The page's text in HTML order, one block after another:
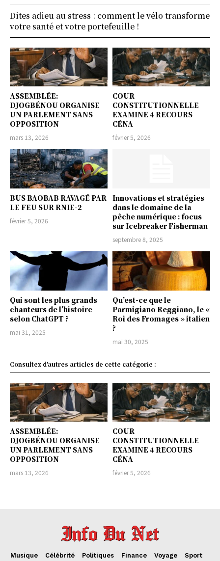
ASSEMBLÉE:
DJOGBÉNOU ORGANISE
UN PARLEMENT SANS
OPPOSITION
mars 13, 2026
COUR
CONSTITUTIONNELLE
EXAMINE 4 RECOURS
CÉNA
février 5, 2026
BUS BAOBAB RAVAGÉ PAR
LE FEU SUR RNIE-2
février 5, 2026
Innovations et stratégies
dans le domaine de la
pêche numérique : focus
sur Icebreaker Fisherman
septembre 8, 2025
Qui sont les plus grands
chanteurs de l’histoire
selon ChatGPT ?
mai 31, 2025
Qu’est-ce que le
Parmigiano Reggiano, le «
Roi des Fromages » italien
?
mai 30, 2025
Consultez d'autres articles de cette catégorie :
ASSEMBLÉE:
DJOGBÉNOU ORGANISE
UN PARLEMENT SANS
OPPOSITION
mars 13, 2026
COUR
CONSTITUTIONNELLE
EXAMINE 4 RECOURS
CÉNA
février 5, 2026
Dites adieu au stress : comment le vélo transforme
votre santé et votre portefeuille !
Musique Célébrité Politiques Finance Voyage
Sport